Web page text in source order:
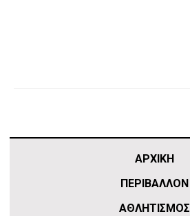
ΑΡΧΙΚΗ
ΠΕΡΙΒΑΛΛΟΝ
ΑΘΛΗΤΙΣΜΌΣ